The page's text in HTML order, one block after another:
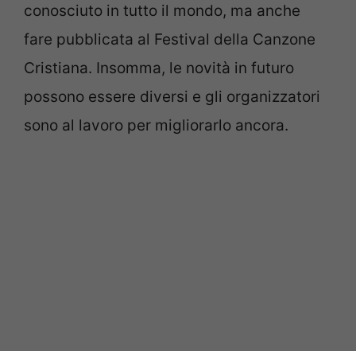
conosciuto in tutto il mondo, ma anche
fare pubblicata al Festival della Canzone
Cristiana. Insomma, le novità in futuro
possono essere diversi e gli organizzatori
sono al lavoro per migliorarlo ancora.